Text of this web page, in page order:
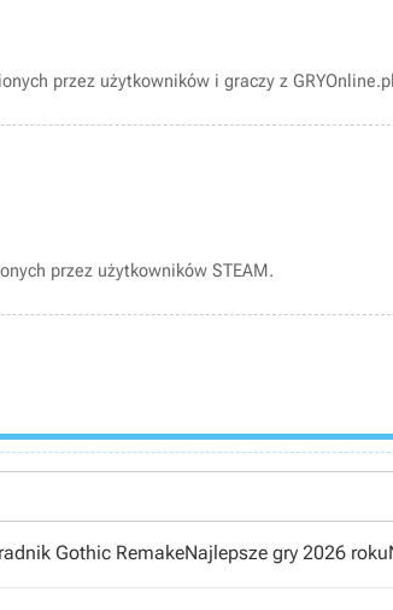
przez użytkowników i graczy z
przez użytkowników STEAM.
Gothic RemakeNajlepsze gry 2026 roku